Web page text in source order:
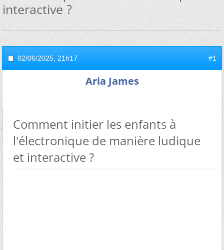
interactive ?
02/06/2025, 21h17 #1
Aria James
Comment initier les enfants à
l'électronique de manière ludique
et interactive ?